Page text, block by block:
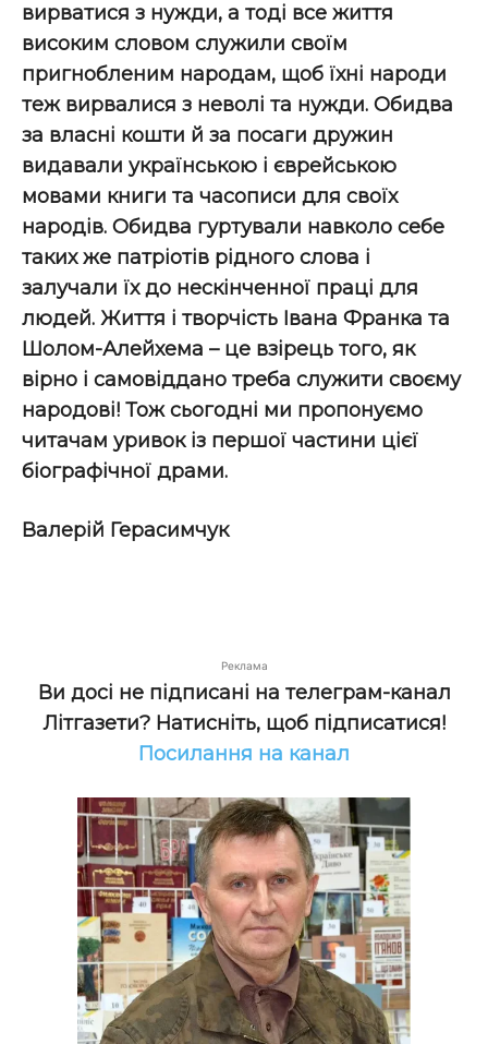
вирватися з нужди, а тоді все життя
високим словом служили своїм
пригнобленим народам, щоб їхні народи
теж вирвалися з неволі та нужди. Обидва
за власні кошти й за посаги дружин
видавали українською і єврейською
мовами книги та часописи для своїх
народів. Обидва гуртували навколо себе
таких же патріотів рідного слова і
залучали їх до нескінченної праці для
людей. Життя і творчість Івана Франка та
Шолом-Алейхема – це взірець того, як
вірно і самовіддано треба служити своєму
народові! Тож сьогодні ми пропонуємо
читачам уривок із першої частини цієї
біографічної драми.
Валерій Герасимчук
Реклама
Ви досі не підписані на телеграм-канал
Літгазети? Натисніть, щоб підписатися!
Посилання на канал